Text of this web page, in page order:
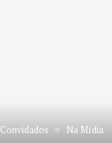
Convidados Na Mídia